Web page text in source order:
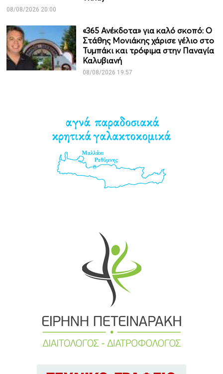
08/08/2026 20:00
«365 Ανέκδοτα» για καλό σκοπό: Ο
Στάθης Μονιάκης χάρισε γέλιο στο
Τυμπάκι και τρόφιμα στην Παναγία
Καλυβιανή
08/08/2026 19:57